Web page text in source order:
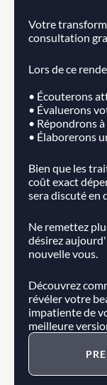
Votre
consultation
Lors de ce
• Écouterons
• Évaluerons
• Répondrons
• Élaborerons
Bien que les
coût exact
sera discuté en
Ne remettez
désirez
nouvelle vous.
Découvrez
révéler votre
impatiente de
meilleure